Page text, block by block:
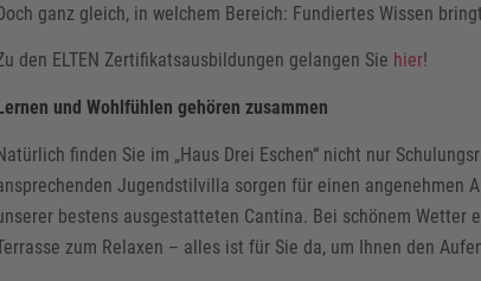
ganz gleich, in welchem Bereich: Fundiertes Wissen
den ELTEN Zertifikatsausbildungen gelangen Sie hier!
und Wohlfühlen gehören zusammen
finden Sie im „Haus Drei Eschen“ nicht nur
Jugendstilvilla sorgen für einen angenehmen
bestens ausgestatteten Cantina. Bei schönem
zum Relaxen – alles ist für Sie da, um Ihnen den